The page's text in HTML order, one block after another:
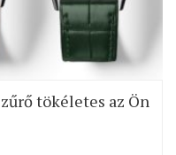
tökéletes az Ön